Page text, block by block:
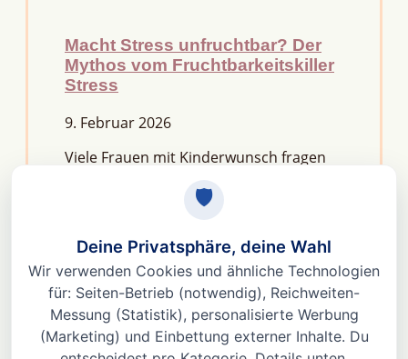
Macht Stress unfruchtbar? Der
Mythos vom Fruchtbarkeitskiller
Stress
9. Februar 2026
Viele Frauen mit Kinderwunsch fragen
kurze Antwort lautet: Nein, aber er kann
Fruchtbarkeit aus dem Gleichgewicht
bringen. Denn Stress
Weiterlesen »